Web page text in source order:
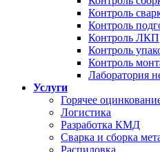
Контроль
Контроль
Контроль ЛКП
Контроль
Контроль
Лаборатория
Услуги
Горячее
Логистика
Разработка КМД
Сварка и сборка